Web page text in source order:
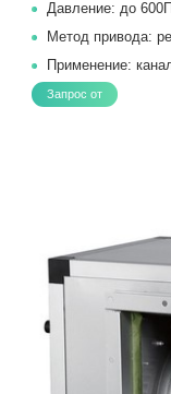
Давление: до
Метод привода:
Применение:
Запрос от